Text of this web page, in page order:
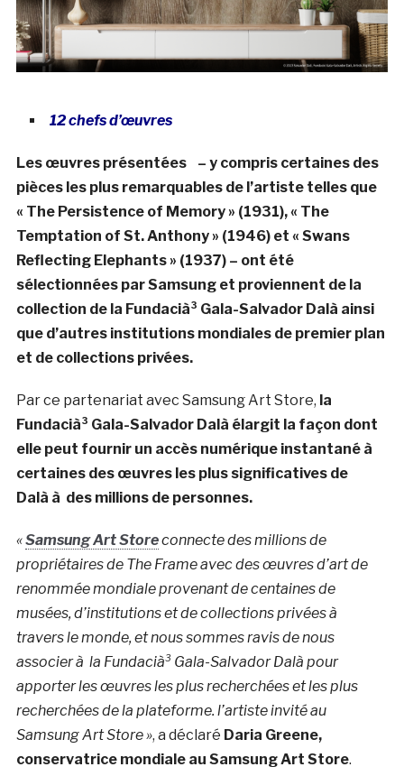
12 chefs d’œuvres
Les œuvres présentées – y compris certaines des
pièces les plus remarquables de l’artiste telles que
« The Persistence of Memory » (1931), « The
Temptation of St. Anthony » (1946) et « Swans
Reflecting Elephants » (1937) – ont été
sélectionnées parSamsunget proviennent de la
collection de la Fundacià³ Gala-Salvador Dalà­ ainsi
que d’autres institutions mondiales de premier plan
et de collections privées.
Par ce partenariat avec Samsung Art Store, la
Fundacià³ Gala-Salvador Dalà­ élargit la façon dont
elle peut fournir un accès numérique instantané à
certaines des œuvres les plus significatives de
Dalà­ à des millions de personnes.
«Samsung Art Storeconnecte des millions de
propriétaires de The Frame avec des œuvres d’art de
renommée mondiale provenant de centaines de
musées, d’institutions et de collections privées à
travers le monde, et nous sommes ravis de nous
associer à la Fundacià³ Gala-Salvador Dalà­ pour
apporter les œuvres les plus recherchées et les plus
recherchées de la plateforme. l’artiste invité au
Samsung Art Store », a déclaré Daria Greene,
conservatrice mondiale au Samsung Art Store.